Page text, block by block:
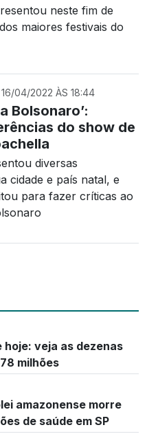
neste fim de
maiores festivais do
16/04/2022 ÀS 18:44
Bolsonaro’:
do show de
diversas
cidade e país natal, e
para fazer críticas ao
hoje: veja as dezenas
milhões
amazonense morre
de saúde em SP